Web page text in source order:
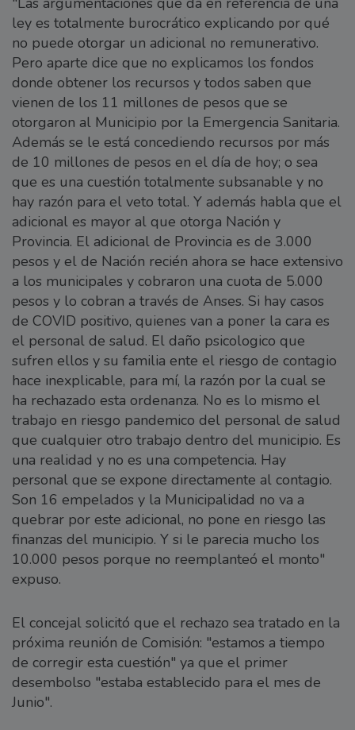
ley es totalmente burocrático explicando por qué
no puede otorgar un adicional no remunerativo.
Pero aparte dice que no explicamos los fondos
donde obtener los recursos y todos saben que
vienen de los 11 millones de pesos que se
otorgaron al Municipio por la Emergencia Sanitaria.
Además se le está concediendo recursos por más
de 10 millones de pesos en el día de hoy; o sea
que es una cuestión totalmente subsanable y no
hay razón para el veto total. Y además habla que el
adicional es mayor al que otorga Nación y
Provincia. El adicional de Provincia es de 3.000
pesos y el de Nación recién ahora se hace extensivo
a los municipales y cobraron una cuota de 5.000
pesos y lo cobran a través de Anses. Si hay casos
de COVID positivo, quienes van a poner la cara es
el personal de salud. El daño psicologico que
sufren ellos y su familia ente el riesgo de contagio
hace inexplicable, para mí, la razón por la cual se
ha rechazado esta ordenanza. No es lo mismo el
trabajo en riesgo pandemico del personal de salud
que cualquier otro trabajo dentro del municipio. Es
una realidad y no es una competencia. Hay
personal que se expone directamente al contagio.
Son 16 empelados y la Municipalidad no va a
quebrar por este adicional, no pone en riesgo las
finanzas del municipio. Y si le parecia mucho los
10.000 pesos porque no reemplanteó el monto"
expuso.
El concejal solicitó que el rechazo sea tratado en la
próxima reunión de Comisión: "estamos a tiempo
de corregir esta cuestión" ya que el primer
desembolso "estaba establecido para el mes de
Junio".